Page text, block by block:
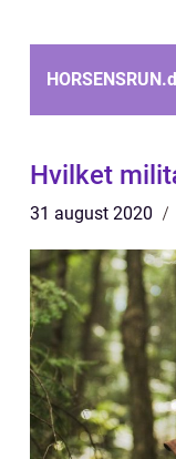
HORSENSRUN.
Hvilket
31 august 2020